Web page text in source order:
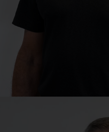
Le Cap | Northern Suburbs,